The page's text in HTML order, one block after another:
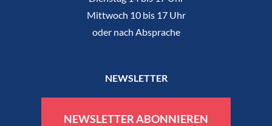
Mittwoch 10 bis 17 Uhr
oder nach Absprache
NEWSLETTER
NEWSLETTER ABONNIEREN